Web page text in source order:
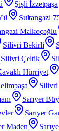
Şişli İzzetpaşa
Sultangazi
Malkoçoğlu
Silivri Bekirli
Silivri Çeltik
Hürriyet
Silivri
Sarıyer
Sarıyer
Maden